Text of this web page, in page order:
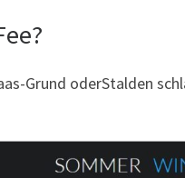
Grund oderStalden